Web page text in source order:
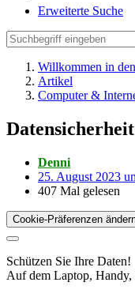
Erweiterte Suche
Willkommen in
Artikel
Computer &
Denni
25. August 2023
407 Mal gelesen
Cookie-Präferenzen
Schützen Sie Ihre Daten!
Auf dem Laptop, Handy,